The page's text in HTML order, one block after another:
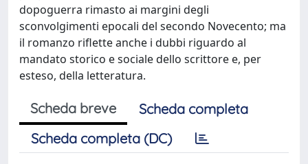
dopoguerra rimasto ai margini degli
sconvolgimenti epocali del secondo Novecento; ma
il romanzo riflette anche i dubbi riguardo al
mandato storico e sociale dello scrittore e, per
esteso, della letteratura.
Scheda breve
Scheda completa
Scheda completa (DC)